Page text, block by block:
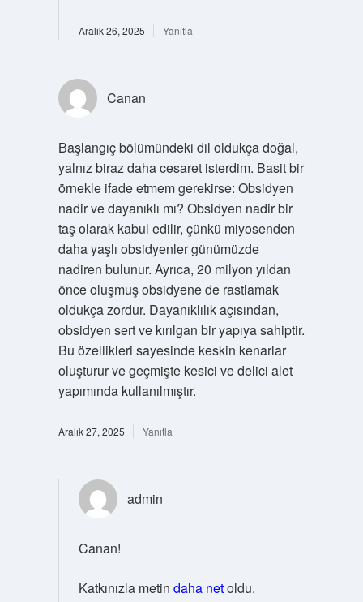
Aralık 26, 2025 Yanıtla
Canan
Başlangıç bölümündeki dil oldukça doğal,
yalnız biraz daha cesaret isterdim. Basit bir
örnekle ifade etmem gerekirse: Obsidyen
nadir ve dayanıklı mı? Obsidyen nadir bir
taş olarak kabul edilir, çünkü miyosenden
daha yaşlı obsidyenler günümüzde
nadiren bulunur. Ayrıca, 20 milyon yıldan
önce oluşmuş obsidyene de rastlamak
oldukça zordur. Dayanıklılık açısından,
obsidyen sert ve kırılgan bir yapıya sahiptir.
Bu özellikleri sayesinde keskin kenarlar
oluşturur ve geçmişte kesici ve delici alet
yapımında kullanılmıştır.
Aralık 27, 2025 Yanıtla
admin
Canan!
Katkınızla metin daha netoldu.